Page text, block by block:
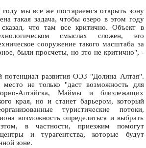
мы все же постараемся открыть зону
такая задача, чтобы озеро в этом году
что там все критично. Объект в
смыслах сложен, это
сооружение такого масштаба за
были просчеты, но это не критично", -
потенциал развития ОЭЗ "Долина Алтая".
не только "даст возможность для
Алтайска, Маймы и близлежащих
края, но и станет барьером, который
туристические потоки,
возможность определиться и выбрать
в частности, приезжим помогут
и турагентства, которые будут
зоне.